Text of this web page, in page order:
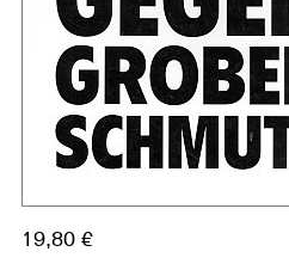
19,80 €